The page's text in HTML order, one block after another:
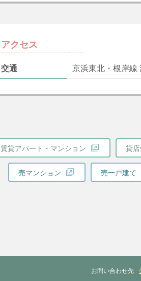
アクセス
交通 京浜東北・根岸線
賃貸アパート・マンション 貸店
売マンション 売一戸建て
お問い合わせ先